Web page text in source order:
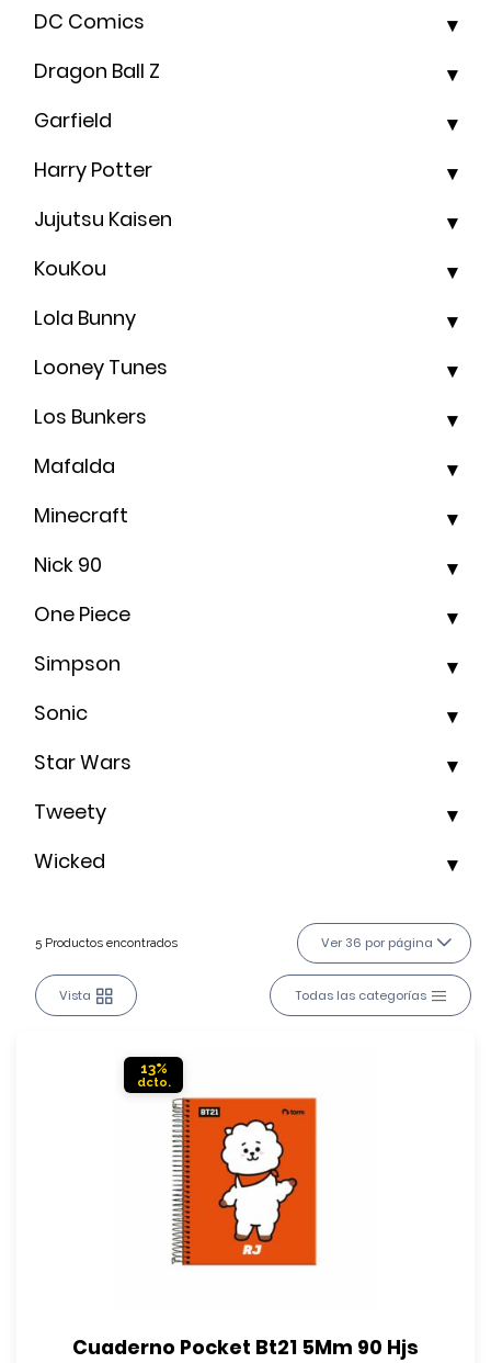
DC Comics
Dragon Ball Z
Garfield
Harry Potter
Jujutsu Kaisen
KouKou
Lola Bunny
Looney Tunes
Los Bunkers
Mafalda
Minecraft
Nick 90
One Piece
Simpson
Sonic
Star Wars
Tweety
Wicked
5 Productos encontrados Ver 36 por página
Vista Todas las categorías
13%
Cuaderno Pocket Bt21 5Mm 90 Hjs